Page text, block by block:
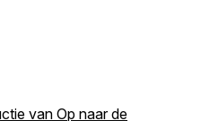
van Op naar de